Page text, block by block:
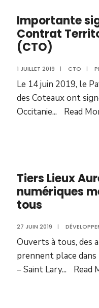
Importante
Contrat
(CTO)
1 JUILLET 2019 | CTO |
Le 14 juin 2019, le
des Coteaux ont
Occitanie... Read
Tiers Lieux
numériques
tous
27 JUIN 2019 |
Ouverts à tous, des
prennent place
– Saint Lary... Read